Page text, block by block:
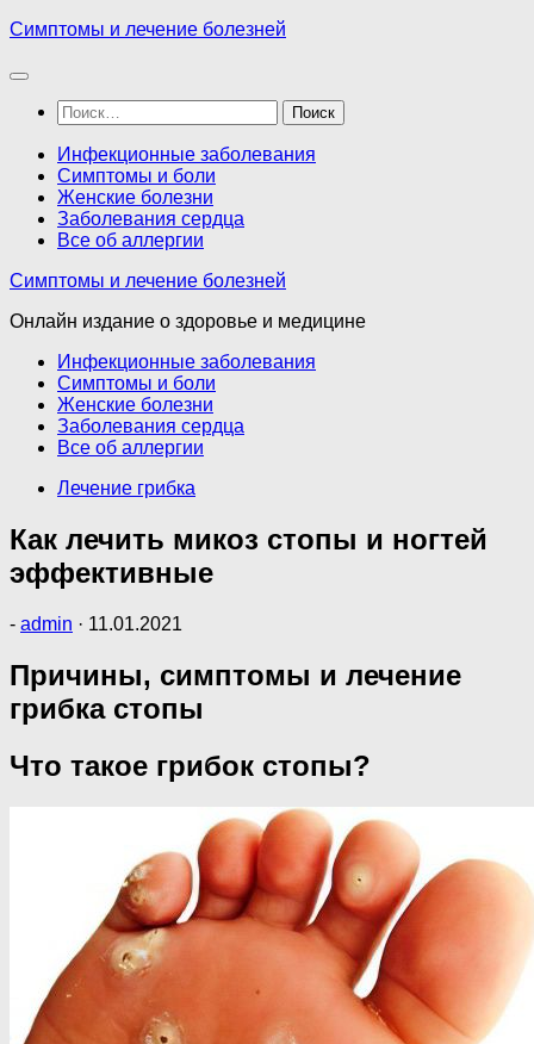
Перейти
содержимому
Симптомы и лечение болезней
Найти:
Инфекционные заболевания
Симптомы и боли
Женские болезни
Заболевания сердца
Все об аллергии
Симптомы и лечение болезней
Онлайн издание о здоровье и медицине
Инфекционные заболевания
Симптомы и боли
Женские болезни
Заболевания сердца
Все об аллергии
Лечение грибка
Как лечить микоз стопы и ногтей
эффективные
- admin · 11.01.2021
Причины, симптомы и лечение
грибка стопы
Что такое грибок стопы?